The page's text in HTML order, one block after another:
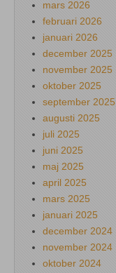
mars 2026
februari 2026
januari 2026
december 2025
november 2025
oktober 2025
september 2025
augusti 2025
juli 2025
juni 2025
maj 2025
april 2025
mars 2025
januari 2025
december 2024
november 2024
oktober 2024